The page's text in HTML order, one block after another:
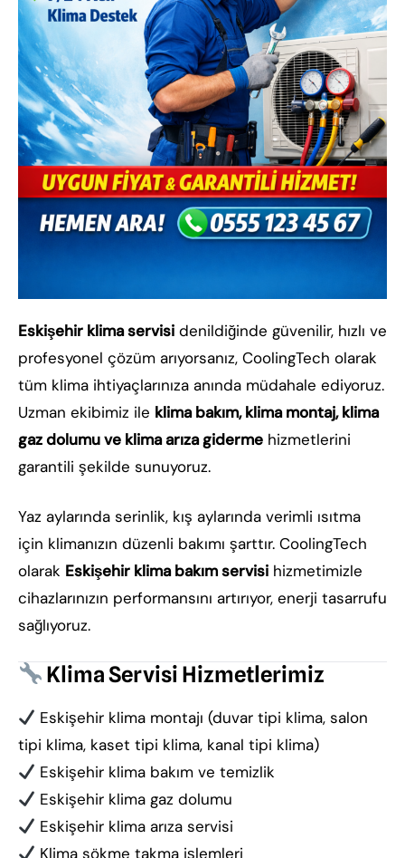
Eskişehir klima servisi denildiğinde güvenilir, hızlı ve
profesyonel çözüm arıyorsanız, CoolingTech olarak
tüm klima ihtiyaçlarınıza anında müdahale ediyoruz.
Uzman ekibimiz ile klima bakım, klima montaj, klima
gaz dolumu ve klima arıza giderme hizmetlerini
garantili şekilde sunuyoruz.
Yaz aylarında serinlik, kış aylarında verimli ısıtma
için klimanızın düzenli bakımı şarttır. CoolingTech
olarak Eskişehir klima bakım servisi hizmetimizle
cihazlarınızın performansını artırıyor, enerji tasarrufu
sağlıyoruz.
Klima Servisi Hizmetlerimiz
Eskişehir klima montajı (duvar tipi klima, salon
tipi klima, kaset tipi klima, kanal tipi klima)
Eskişehir klima bakım ve temizlik
Eskişehir klima gaz dolumu
Eskişehir klima arıza servisi
Klima sökme takma işlemleri